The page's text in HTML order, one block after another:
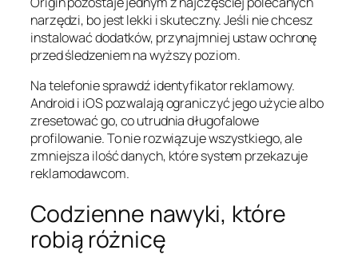
narzędzi, bo jest lekki i skuteczny. Jeśli nie chcesz
instalować dodatków, przynajmniej ustaw ochronę
przed śledzeniem na wyższy poziom.
Na telefonie sprawdź identyfikator reklamowy.
Android i iOS pozwalają ograniczyć jego użycie albo
zresetować go, co utrudnia długofalowe
profilowanie. To nie rozwiązuje wszystkiego, ale
zmniejsza ilość danych, które system przekazuje
reklamodawcom.
Codzienne nawyki, które
robią różnicę